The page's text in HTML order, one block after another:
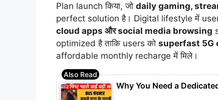
Plan launch किया, जो daily gaming,
perfect solution है। Digital lifestyle में
cloud apps और social media browsing
optimized है ताकि users को superfast 5G
affordable monthly recharge में मिले।
Why You Need a